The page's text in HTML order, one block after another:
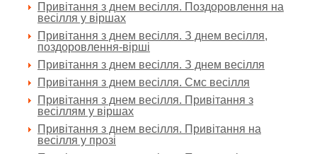
Привітання з днем весілля. Поздоровлення на
весілля у віршах
Привітання з днем весілля. З днем весілля,
поздоровлення-вірші
Привітання з днем весілля. З днем весілля
Привітання з днем весілля. Смс весілля
Привітання з днем весілля. Привітання з
весіллям у віршах
Привітання з днем весілля. Привітання на
весілля у прозі